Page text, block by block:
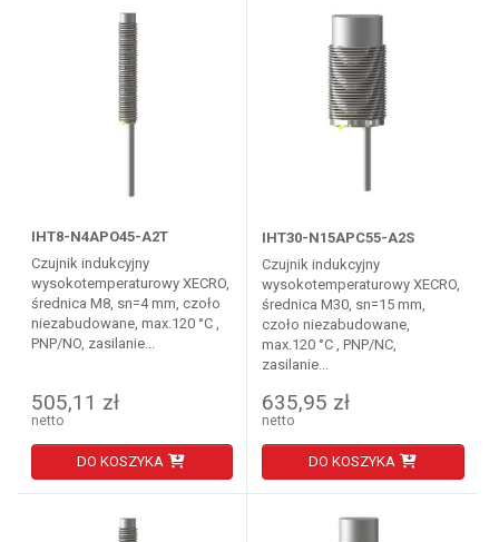
IHT8-N4APO45-A2T
Czujnik indukcyjny
wysokotemperaturowy XECRO,
średnica M8, sn=4 mm, czoło
niezabudowane, max.120 °C ,
PNP/NO, zasilanie...
505,11 zł
netto
DO KOSZYKA
IHT30-N15APC55-A2S
Czujnik indukcyjny
wysokotemperaturowy XECRO,
średnica M30, sn=15 mm,
czoło niezabudowane,
max.120 °C , PNP/NC,
zasilanie...
635,95 zł
netto
DO KOSZYKA